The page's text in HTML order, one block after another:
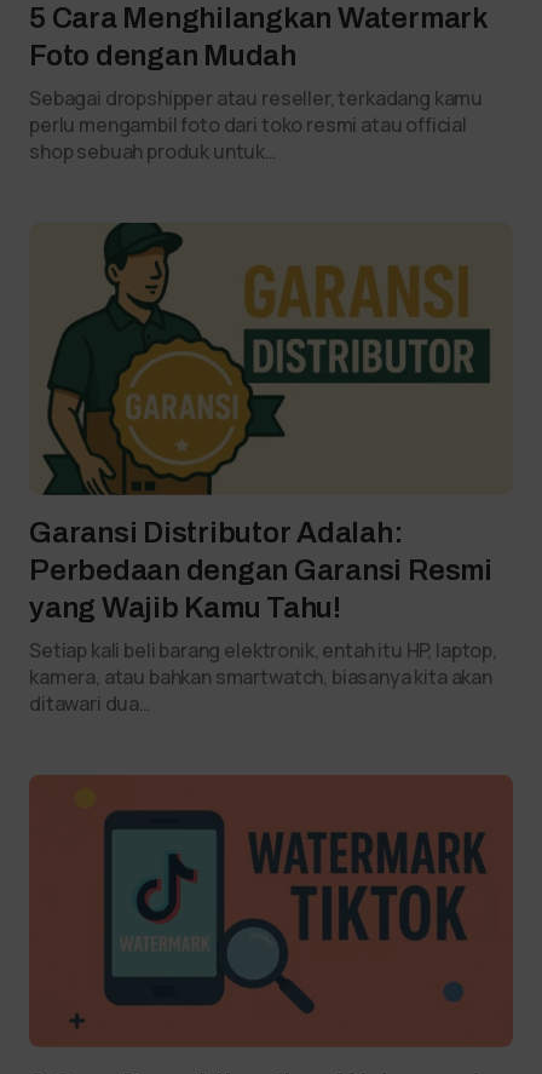
5 Cara Menghilangkan Watermark
Foto dengan Mudah
Sebagai dropshipper atau reseller, terkadang kamu
perlu mengambil foto dari toko resmi atau official
shop sebuah produk untuk…
Garansi Distributor Adalah:
Perbedaan dengan Garansi Resmi
yang Wajib Kamu Tahu!
Setiap kali beli barang elektronik, entah itu HP, laptop,
kamera, atau bahkan smartwatch, biasanya kita akan
ditawari dua…